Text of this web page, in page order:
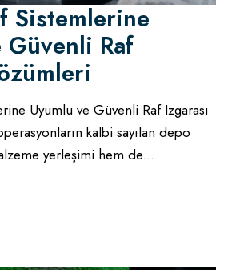
Sistemlerine
Güvenli Raf
Uyumlu ve Güvenli Raf Izgarası
kalbi sayılan depo
yerleşimi hem de...